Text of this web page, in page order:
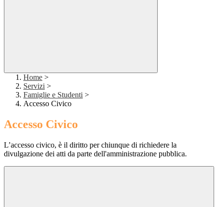
Home >
Servizi >
Famiglie e Studenti >
Accesso Civico
Accesso Civico
L’accesso civico, è il diritto per chiunque di richiedere la
divulgazione dei atti da parte dell'amministrazione pubblica.